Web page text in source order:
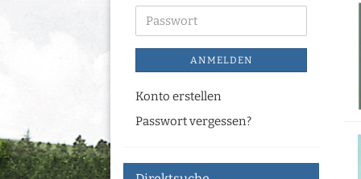
ANMELDEN
Konto erstellen
Passwort vergessen?